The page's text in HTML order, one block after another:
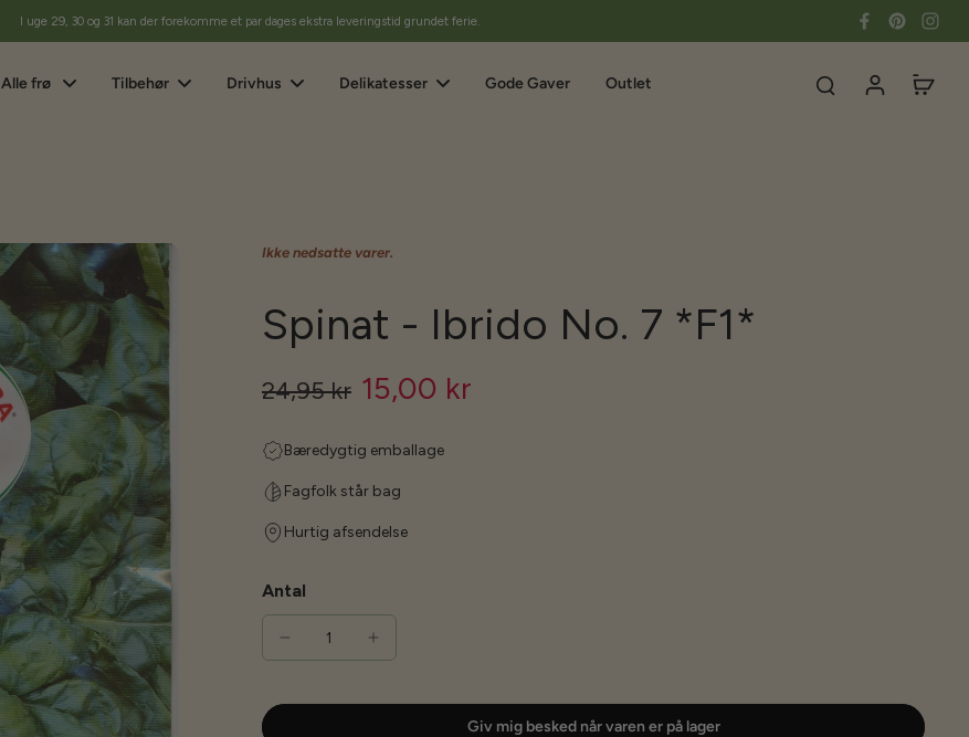
I uge 29, 30 og 31 kan der forekomme et par dages ekstra leveringstid grundet ferie.
Alle frø Tilbehør Drivhus Delikatesser Gode Gaver Outlet
Ikke nedsatte varer.
Spinat - Ibrido No. 7 *F1*
24,95 kr 15,00 kr
Bæredygtig emballage
Fagfolk står bag
Hurtig afsendelse
Antal
Giv mig besked når varen er på lager